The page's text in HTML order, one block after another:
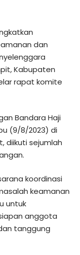
dan
Kabupaten
rapat komite
Bandara Haji
(9/8/2023) di
diikuti sejumlah
koordinasi
keamanan
untuk
anggota
tanggung